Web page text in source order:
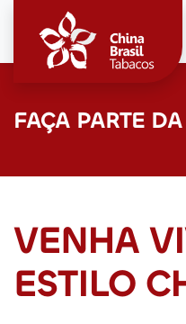
FAÇA PARTE
VENHA
ESTILO